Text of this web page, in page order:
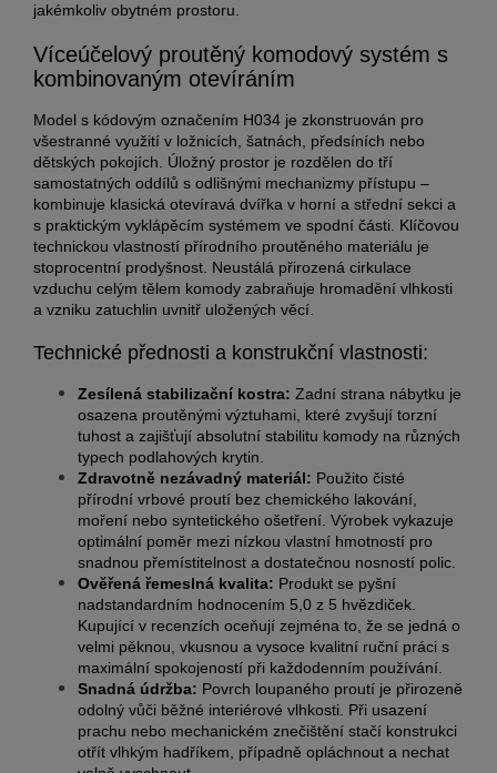
jakémkoliv obytném prostoru.
Víceúčelový proutěný komodový systém s
kombinovaným otevíráním
Model s kódovým označením H034 je zkonstruován pro
všestranné využití v ložnicích, šatnách, předsíních nebo
dětských pokojích. Úložný prostor je rozdělen do tří
samostatných oddílů s odlišnými mechanizmy přístupu –
kombinuje klasická otevíravá dvířka v horní a střední sekci a
s praktickým vyklápěcím systémem ve spodní části. Klíčovou
technickou vlastností přírodního proutěného materiálu je
stoprocentní prodyšnost. Neustálá přirozená cirkulace
vzduchu celým tělem komody zabraňuje hromadění vlhkosti
a vzniku zatuchlin uvnitř uložených věcí.
Technické přednosti a konstrukční vlastnosti:
Zesílená stabilizační kostra: Zadní strana nábytku je
osazena proutěnými výztuhami, které zvyšují torzní
tuhost a zajišťují absolutní stabilitu komody na různých
typech podlahových krytin.
Zdravotně nezávadný materiál: Použito čisté
přírodní vrbové proutí bez chemického lakování,
moření nebo syntetického ošetření. Výrobek vykazuje
optimální poměr mezi nízkou vlastní hmotností pro
snadnou přemístitelnost a dostatečnou nosností polic.
Ověřená řemeslná kvalita: Produkt se pyšní
nadstandardním hodnocením 5,0 z 5 hvězdiček.
Kupující v recenzích oceňují zejména to, že se jedná o
velmi pěknou, vkusnou a vysoce kvalitní ruční práci s
maximální spokojeností při každodenním používání.
Snadná údržba: Povrch loupaného proutí je přirozeně
odolný vůči běžné interiérové vlhkosti. Při usazení
prachu nebo mechanickém znečištění stačí konstrukci
otřít vlhkým hadříkem, případně opláchnout a nechat